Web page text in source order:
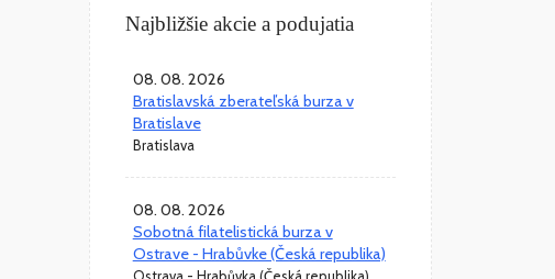
Najbližšie akcie a podujatia
08. 08. 2026
Bratislavská zberateľská burza v
Bratislave
Bratislava
08. 08. 2026
Sobotná filatelistická burza v
Ostrave - Hrabůvke (Česká republika)
Ostrava - Hrabůvka (Česká republika)